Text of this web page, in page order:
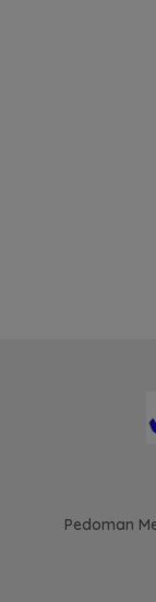
Pedoman